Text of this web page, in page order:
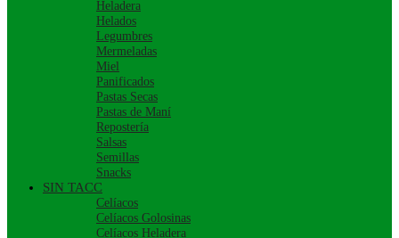
Heladera
Helados
Legumbres
Mermeladas
Miel
Panificados
Pastas Secas
Pastas de Maní
Repostería
Salsas
Semillas
Snacks
SIN TACC
Celíacos
Celíacos Golosinas
Celíacos Heladera